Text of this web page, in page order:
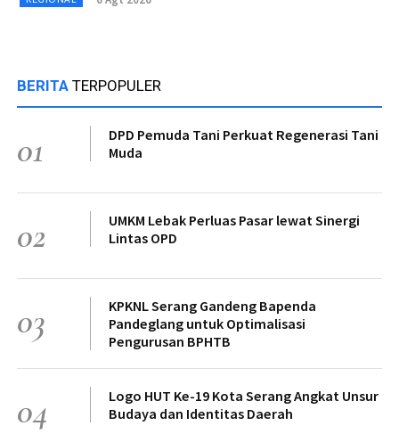
BERITA TERPOPULER
01
DPD Pemuda Tani Perkuat Regenerasi Tani
Muda
02
UMKM Lebak Perluas Pasar lewat Sinergi
Lintas OPD
03
KPKNL Serang Gandeng Bapenda
Pandeglang untuk Optimalisasi
Pengurusan BPHTB
04
Logo HUT Ke-19 Kota Serang Angkat Unsur
Budaya dan Identitas Daerah